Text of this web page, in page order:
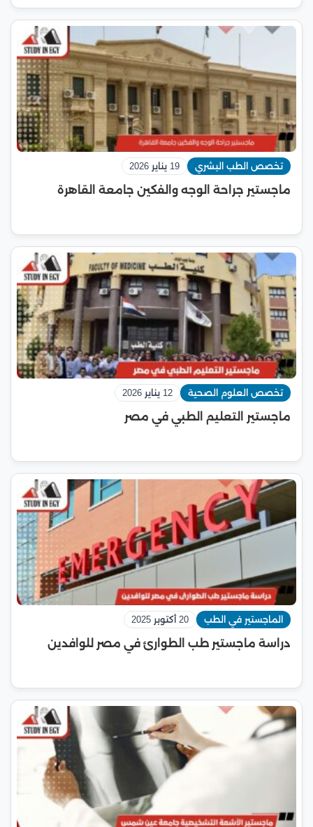
تخصص الطب البشري 19 يناير 2026
ماجستير جراحة الوجه والفكين جامعة القاهرة
تخصص العلوم الصحية 12 يناير 2026
ماجستير التعليم الطبي في مصر
الماجستير في الطب 20 أكتوبر 2025
دراسة ماجستير طب الطوارئ في مصر للوافدين